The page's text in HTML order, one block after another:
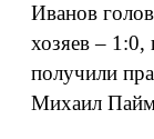
Иванов
хозяев – 1:0,
получили
Михаил